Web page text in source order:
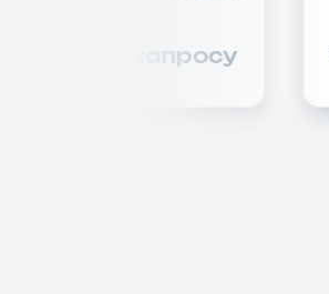
ФРОНТАЛЬНЫЙ
Цена по запросу